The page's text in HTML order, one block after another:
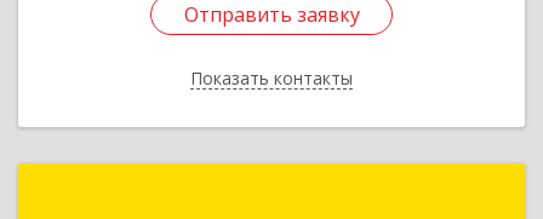
Отправить заявку
Показать контакты
Отправить заявку
Назад